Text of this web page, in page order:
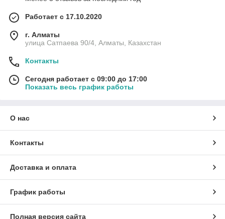
Работает с 17.10.2020
г. Алматы
улица Сатпаева 90/4, Алматы, Казахстан
Контакты
Сегодня работает с 09:00 до 17:00
Показать весь график работы
О нас
Контакты
Доставка и оплата
График работы
Полная версия сайта